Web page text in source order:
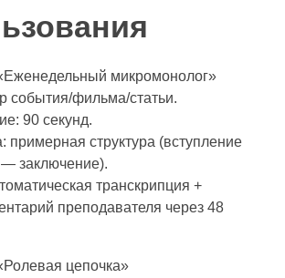
микромонолог»
события/фильма/статьи.
90 секунд.
структура (вступление
заключение).
транскрипция +
преподавателя через 48
цепочка»